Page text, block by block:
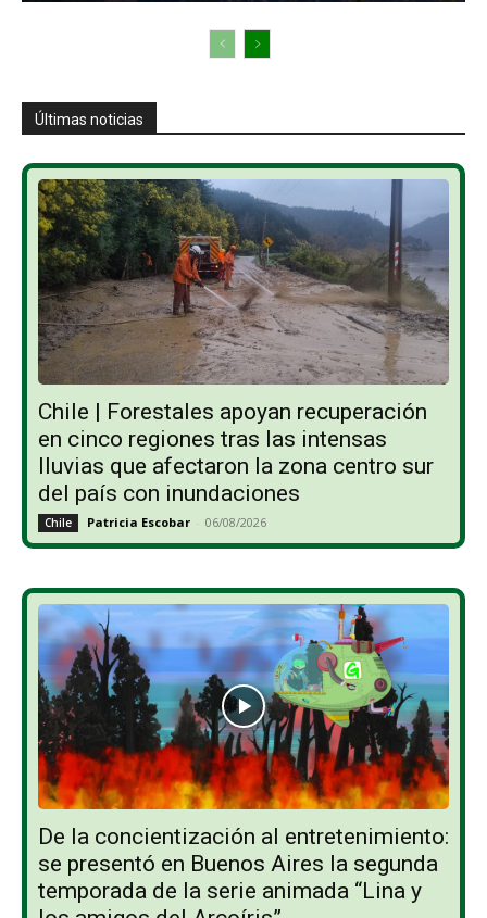
Últimas noticias
Chile | Forestales apoyan recuperación
en cinco regiones tras las intensas
lluvias que afectaron la zona centro sur
del país con inundaciones
Chile Patricia Escobar - 06/08/2026
De la concientización al entretenimiento:
se presentó en Buenos Aires la segunda
temporada de la serie animada “Lina y